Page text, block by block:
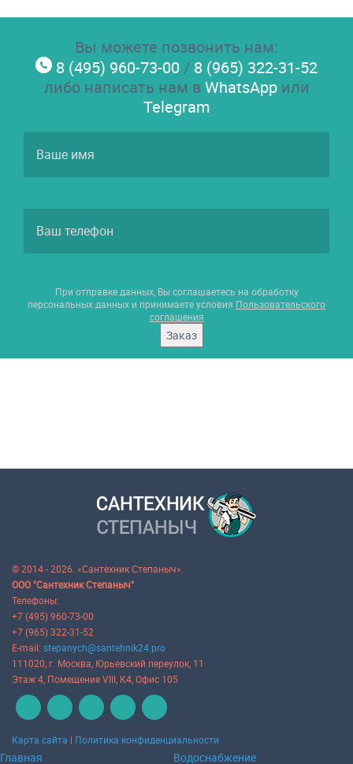
Вы можете позвонить нам:
8 (495) 960-73-00 / 8 (965) 322-31-52
либо написать нам вWhatsAppили
Telegram
При отправке данных, Вы соглашаетесь на обработку
персональных данных и принимаете условия Пользовательского
соглашения
Заказ
© 2014 - 2026. «Сантехник Степаныч».
ООО "Сантехник Степаныч"
Телефоны:
+7 (495) 960-73-00
+7 (965) 322-31-52
E-mail: stepanych@santehnik24.pro
111020 , г. Москва Юрьевский переулок, 11
Этаж 4, Помещение VIII, К4, Офис 105
Карта сайта | Политика конфиденциальности
Главная Водоснабжение